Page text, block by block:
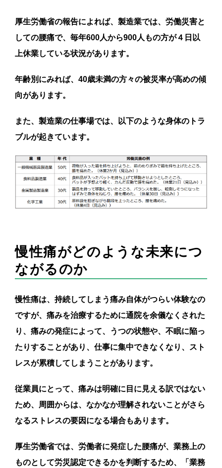
厚生労働省の報告によれば、製造業では、労働災害と
しての腰痛で、毎年600人から900人もの方が４日以
上休業している状況があります。
年齢別にみれば、40歳未満の方々の被災率が高めの傾
向があります。
また、製造業の仕事場では、以下のような身体のトラ
ブルが起きています。
慢性痛がどのような未来につ
ながるのか
慢性痛は、持続してしまう痛み自体がつらい体験なの
ですが、痛みを治療するために通院を余儀なくされた
り、痛みの発症によって、うつの状態や、不眠に陥っ
たりすることがあり、仕事に集中できなくなり、スト
レスが累積してしまうことがあります。
従業員にとって、痛みは明確に目に見える訳ではない
ため、周囲からは、なかなか理解されないことがさら
なるストレスの要因になる場合もあります。
厚生労働省では、労働者に発症した腰痛が、業務上の
ものとして労災認定できるかを判断するため、「業務